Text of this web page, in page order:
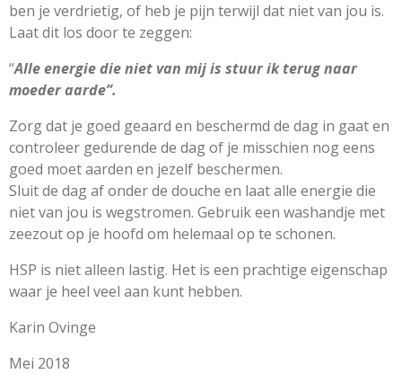
ben je verdrietig, of heb je pijn terwijl dat niet van jou is.
Laat dit los door te zeggen:
“Alle energie die niet van mij is stuur ik terug naar
moeder aarde”.
Zorg dat je goed geaard en beschermd de dag in gaat en
controleer gedurende de dag of je misschien nog eens
goed moet aarden en jezelf beschermen.
Sluit de dag af onder de douche en laat alle energie die
niet van jou is wegstromen. Gebruik een washandje met
zeezout op je hoofd om helemaal op te schonen.
HSP is niet alleen lastig. Het is een prachtige eigenschap
waar je heel veel aan kunt hebben.
Karin Ovinge
Mei 2018